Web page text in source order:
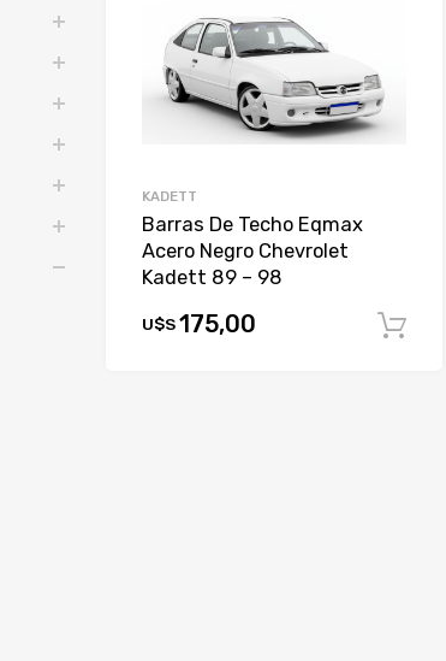
KADETT
Barras De Techo Eqmax
Acero Negro Chevrolet
Kadett 89 – 98
U$S175,00